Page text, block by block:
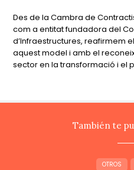
Des de la Cambra de
com a entitat fundadora del
d’Infraestructures, reafirmem
aquest model i amb el
sector en la transformació i el
También te
OTROS